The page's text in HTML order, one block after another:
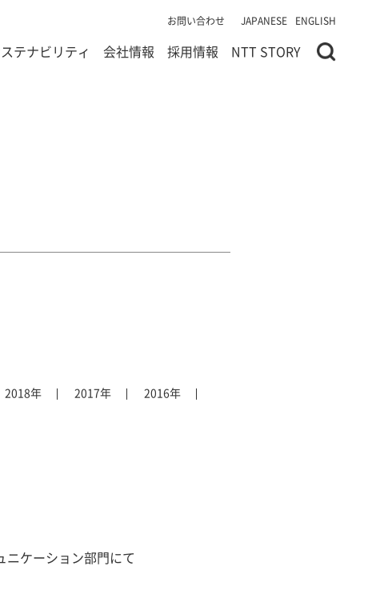
お問い合わせ JAPANESE ENGLISH
テナビリティ 会社情報 採用情報 NTT STORY
2018年 2017年
2016年
ニケーション部門にて